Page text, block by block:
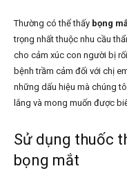
Thường có thể thấy bọng
trọng nhất thuộc nhu cầu
cho cảm xúc con người bị
bệnh trầm cảm đối với chị
những dấu hiệu mà chúng
lắng và mong muốn được
Sử dụng thuốc
bọng mắt